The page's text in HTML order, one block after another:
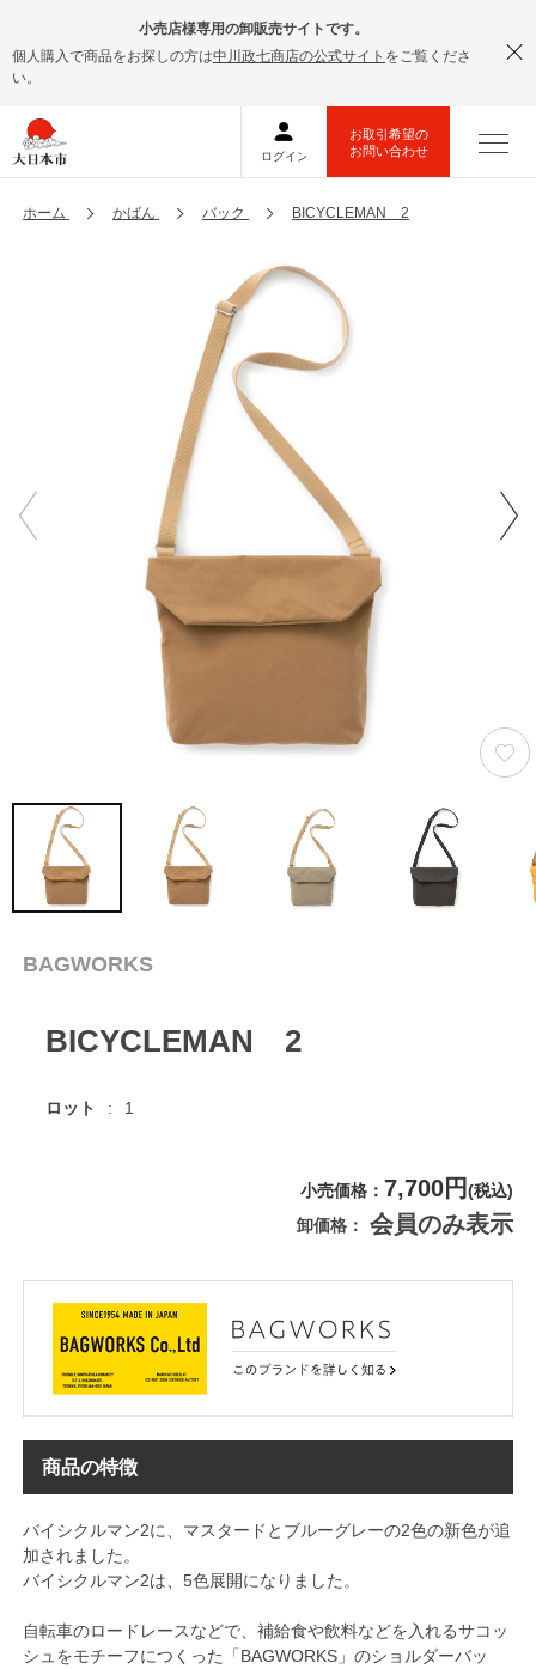
小売店様専用の卸販売サイトです。
個人購入で商品をお探しの方は中川政七商店の公式サイト をご覧くださ
い。
ホーム かばん バック BICYCLEMAN 2
BAGWORKS
BICYCLEMAN 2
ロット 1
小売価格 7,700円(税込)
卸価格
会員のみ表示
商品の特徴
バイシクルマン2に、マスタードとブルーグレーの2色の新色が追
加されました。
バイシクルマン2は、5色展開になりました。
自転車のロードレースなどで、補給食や飲料などを入れるサコッ
シュをモチーフにつくった「BAGWORKS」のショルダーバッ